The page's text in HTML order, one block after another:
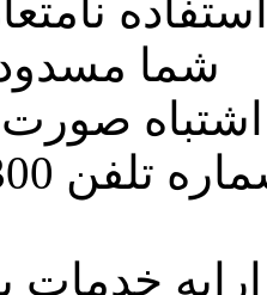
شما
اشتباه
خدمات